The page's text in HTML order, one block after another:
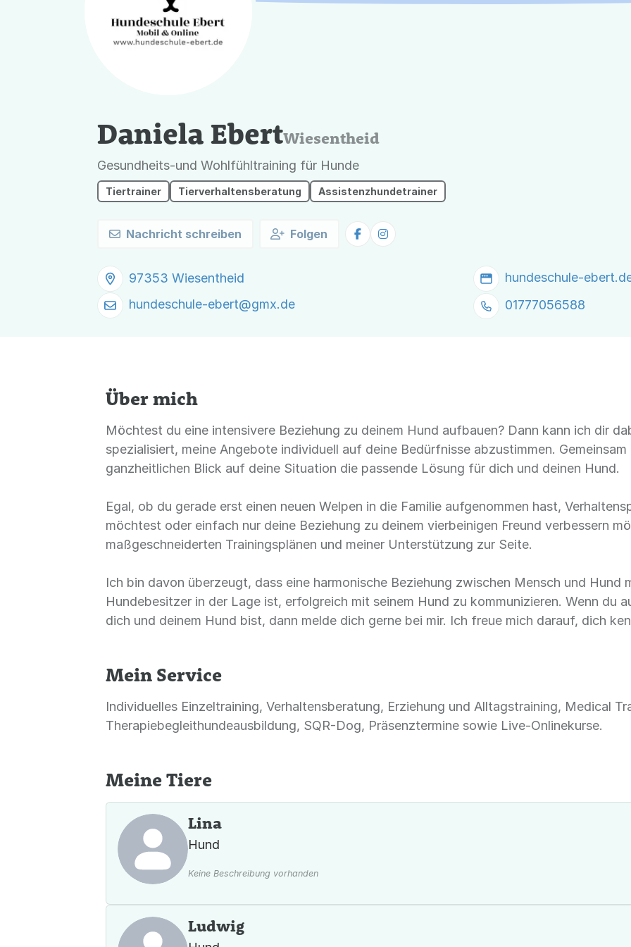
Daniela EbertWiesentheid
Gesundheits-und Wohlfühltraining für Hunde
Tiertrainer Tierverhaltensberatung Assistenzhundetrainer
Nachricht schreiben Folgen
97353 Wiesentheid
hundeschule-
hundeschule-ebert@gmx.de 01777056588
Über mich
Möchtest du eine intensivere Beziehung zu deinem Hund aufbauen? Dann kann ich dir
spezialisiert, meine Angebote individuell auf deine Bedürfnisse abzustimmen.
ganzheitlichen Blick auf deine Situation die passende Lösung für dich und deinen Hund.
Egal, ob du gerade erst einen neuen Welpen in die Familie aufgenommen hast,
möchtest oder einfach nur deine Beziehung zu deinem vierbeinigen Freund verbessern
maßgeschneiderten Trainingsplänen und meiner Unterstützung zur Seite.
Ich bin davon überzeugt, dass eine harmonische Beziehung zwischen Mensch und Hund
Hundebesitzer in der Lage ist, erfolgreich mit seinem Hund zu kommunizieren. Wenn du
dich und deinem Hund bist, dann melde dich gerne bei mir. Ich freue mich darauf, dich
Mein Service
Individuelles Einzeltraining, Verhaltensberatung, Erziehung und Alltagstraining, Medical
Therapiebegleithundeausbildung, SQR-Dog, Präsenztermine sowie Live-Onlinekurse.
Meine Tiere
Lina
Hund
Keine Beschreibung vorhanden
Ludwig